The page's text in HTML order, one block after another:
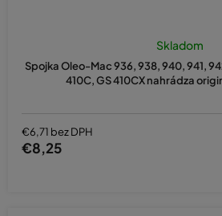
Spojka Oleo-Mac 936, 938, 940, 941,
410C, GS 410CX nahrádza
Skladom
€6,71 bez DPH
€8,25